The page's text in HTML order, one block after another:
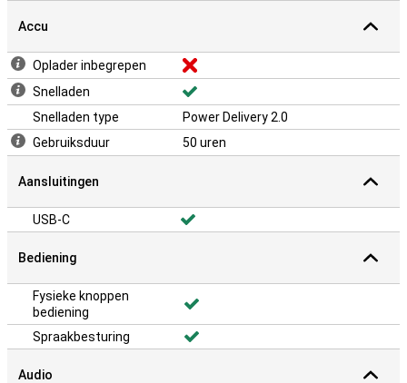
Accu
Oplader inbegrepen
Snelladen
Snelladen type
Power Delivery 2.0
Gebruiksduur
50 uren
Aansluitingen
USB-C
Bediening
Fysieke knoppen
bediening
Spraakbesturing
Audio